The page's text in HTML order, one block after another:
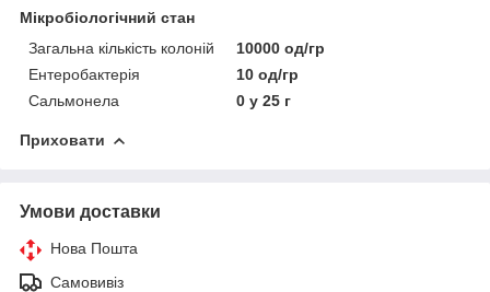
Мікробіологічний стан
Загальна кількість колоній
10000 од/гр
Ентеробактерія
10 од/гр
Сальмонела
0 у 25 г
Приховати
Умови доставки
Нова Пошта
Самовивіз